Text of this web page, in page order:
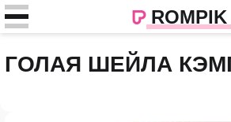
ROMPIK
ГОЛАЯ ШЕЙЛА